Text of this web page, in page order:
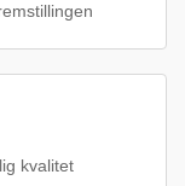
kvalitet